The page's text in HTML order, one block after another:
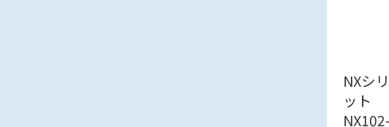
NXシ
ット